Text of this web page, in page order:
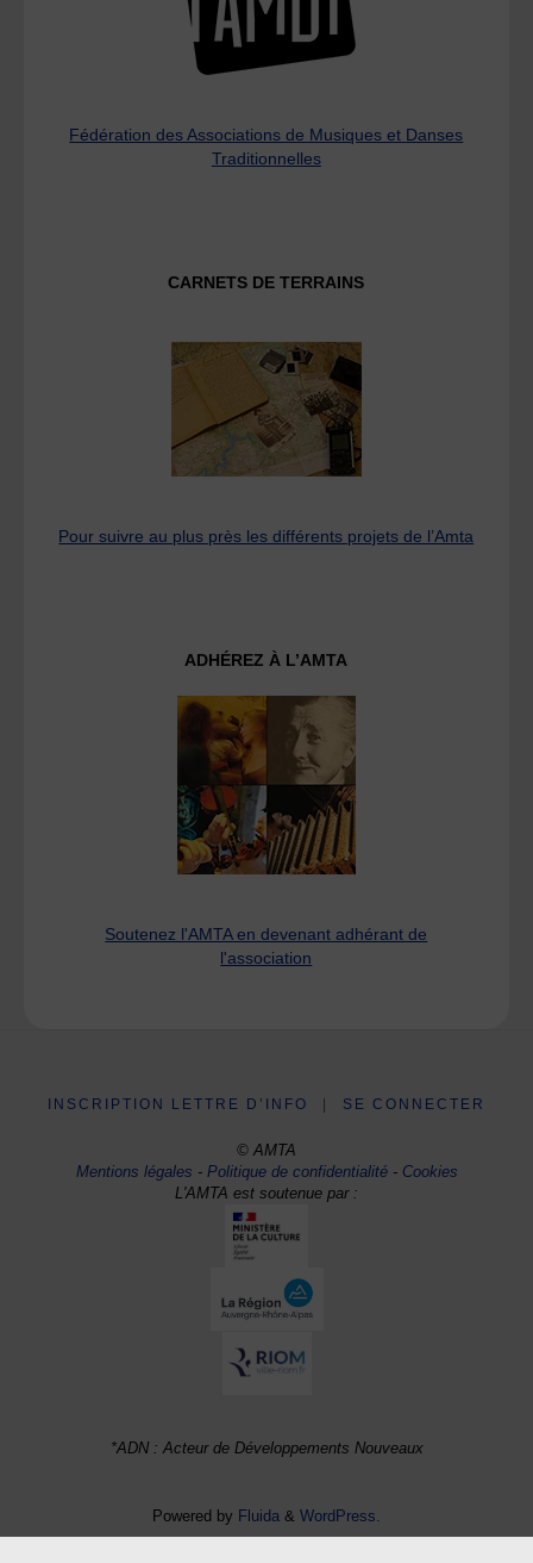
Fédération des Associations de Musiques et Danses
Traditionnelles
CARNETS DE TERRAINS
Pour suivre au plus près les différents projets de l’Amta
ADHÉREZ À L’AMTA
Soutenez l'AMTA en devenant adhérant de
l'association
INSCRIPTION LETTRE D’INFO SE CONNECTER
© AMTA
Mentions légales -Politique de confidentialité- Cookies
L'AMTA est soutenue par :
*ADN : Acteur de Développements Nouveaux
Powered by Fluida & WordPress.